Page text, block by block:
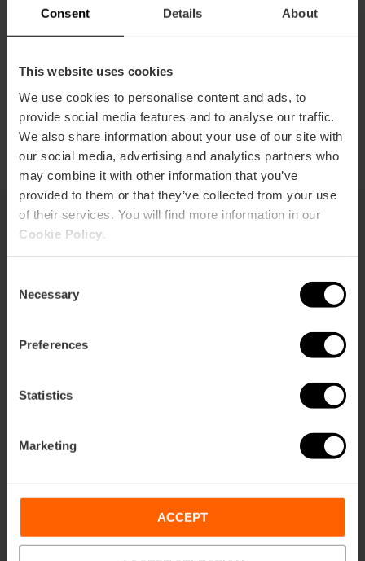
Consent Details About
This website uses cookies
We use cookies to personalise content and ads, to
provide social media features and to analyse our traffic.
We also share information about your use of our site with
our social media, advertising and analytics partners who
may combine it with other information that you’ve
provided to them or that they’ve collected from your use
of their services. You will find more information in our
Cookie Policy
Selection
Necessary
Preferences
Statistics
Marketing
ACCEPT
Cómo
También te puede interesar